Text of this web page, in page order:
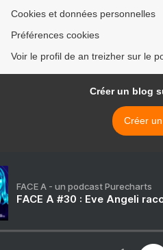
Cookies et données personnelles
Préférences cookies
Voir le profil de an treizher sur le
Créer un blog
Créer
FACE A - un podcast Purecharts
FACE A #30 : Eve Angeli